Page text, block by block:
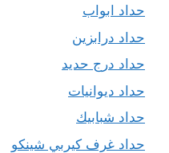
حداد ابواب
حداد درابزين
حداد درج حديد
حداد ديوانيات
حداد شبابيك
حداد غرف كيربي شينكو